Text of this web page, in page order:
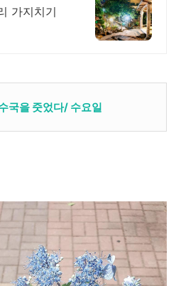
국을 줏었다/ 수요일